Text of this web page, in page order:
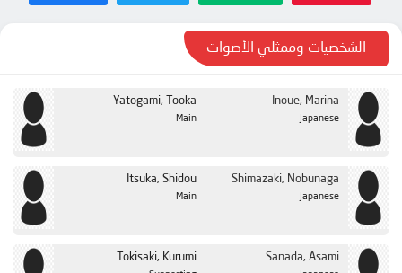
الشخصيات وممثلي الأصوات
Yatogami, Tooka
Main
Inoue, Marina
Japanese
Itsuka, Shidou
Main
Shimazaki, Nobunaga
Japanese
Tokisaki, Kurumi Sanada, Asami